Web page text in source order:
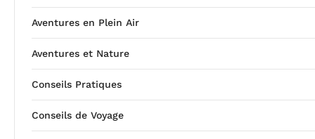
Aventures en Plein Air
Aventures et Nature
Conseils Pratiques
Conseils de Voyage